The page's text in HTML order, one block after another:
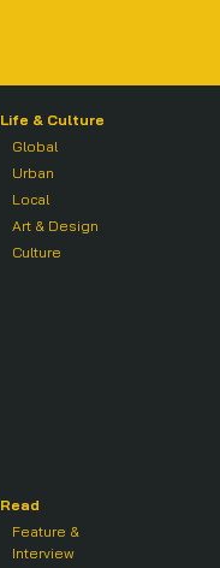
Life & Culture
Global
Urban
Local
Art & Design
Culture
Read
Feature &
Interview